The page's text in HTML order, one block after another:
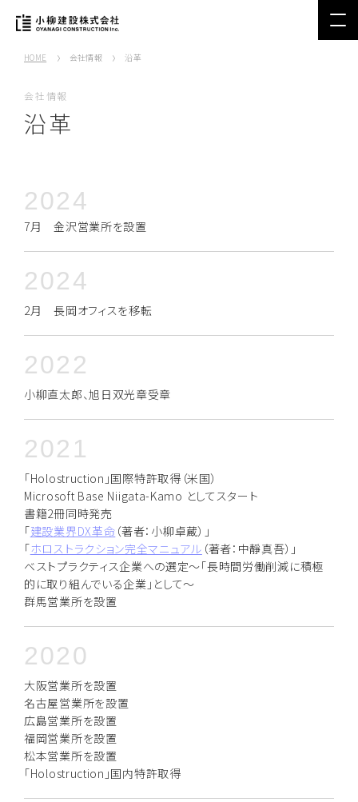
HOME 会社情報 沿革
会社情報
沿革
2024
7月 金沢営業所を設置
2024
2月 長岡オフィスを移転
2022
小柳直太郎、旭日双光章受章
2021
「Holostruction」国際特許取得（米国）
Microsoft Base Niigata-Kamo としてスタート
書籍2冊同時発売
「建設業界DX革命 （著者：小柳卓蔵）」
「ホロストラクション完全マニュアル （著者：中靜真吾）」
ベストプラクティス企業への選定～「長時間労働削減に積極
的に取り組んでいる企業」として～
群馬営業所を設置
2020
大阪営業所を設置
名古屋営業所を設置
広島営業所を設置
福岡営業所を設置
松本営業所を設置
「Holostruction」国内特許取得